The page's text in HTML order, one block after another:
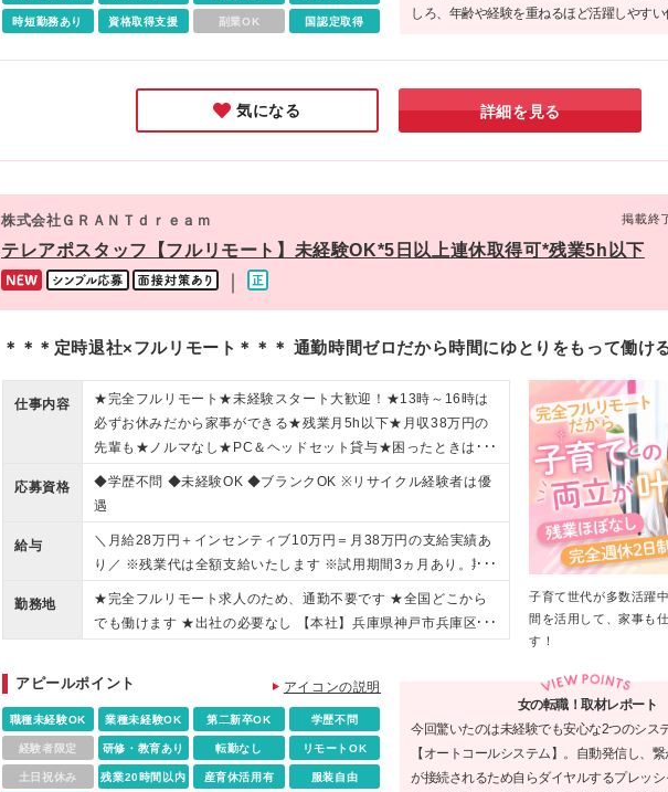
時短勤務あり 資格取得支援 副業OK 国認定取得
しろ、年齢や経験を重ねるほど活躍しやすい
活動をしている方におススメしたい、理想
した。
気になる 詳細を見る
株式会社ＧＲＡＮＴｄｒｅａｍ 掲載終
テレアポスタッフ【フルリモート】未経験OK*5日以上連休取得可*残業5h以下
＊＊＊定時退社×フルリモート＊＊＊ 通勤時間ゼロだから時間にゆとりをもって働け
仕事内容
★完全フルリモート★未経験スタート大歓迎！★13時～16時は
必ずお休みだから家事ができる★残業月5h以下★月収38万円の
先輩も★ノルマなし★PC＆ヘッドセット貸与★困ったときは業
務用LINEで相談可★ブランクもOK
応募資格
◆学歴不問 ◆未経験OK ◆ブランクOK ※リサイクル経験者は優
遇
給与
＼月給28万円＋インセンティブ10万円＝月38万円の支給実績あ
り／ ※残業代は全額支給いたします ※試用期間3ヵ月あり。期
間中の給与・待遇の差異はありません。 月給19万円～35万円＋
インセンティブ＋チーム報酬＋賞与（年1回） ＼他にも…／ ＊
インセンティブ └アポイント獲得数により月1万円～10万円を支
万2千円を支給
勤務地
★完全フルリモート求人のため、通勤不要です ★全国どこから
でも働けます ★出社の必要なし 【本社】兵庫県神戸市兵庫区浜
子育て世代が多数活躍
間を活用して、家事も
す！
アピールポイント アイコンの説明
職種未経験OK 業種未経験OK 第二新卒OK 学歴不問
経験者限定 研修・教育あり 転勤なし リモートOK
土日祝休み 残業20時間以内 産育休活用有 服装自由
女の転職！取材レポート
今回驚いたのは未経験でも安心な2つのシス
【オートコールシステム】。自動発信し、
が接続されるため自らダイヤルするプレッ